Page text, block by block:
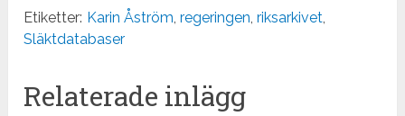
Etiketter: Karin Åström,regeringen,riksarkivet,
Släktdatabaser
Relaterade inlägg